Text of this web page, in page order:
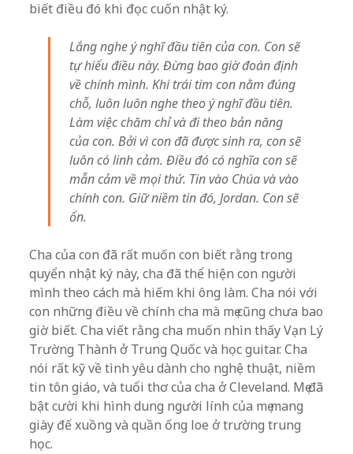
biết điều đó khi đọc cuốn nhật ký.
Lắng nghe ý nghĩ đầu tiên của con. Con sẽ
tự hiểu điều này. Đừng bao giờ đoán định
về chính mình. Khi trái tim con nằm đúng
chỗ, luôn luôn nghe theo ý nghĩ đầu tiên.
Làm việc chăm chỉ và đi theo bản năng
của con. Bởi vì con đã được sinh ra, con sẽ
luôn có linh cảm. Điều đó có nghĩa con sẽ
mẫn cảm về mọi thứ. Tin vào Chúa và vào
chính con. Giữ niềm tin đó, Jordan. Con sẽ
ổn.
Cha của con đã rất muốn con biết rằng trong
quyển nhật ký này, cha đã thể hiện con người
mình theo cách mà hiếm khi ông làm. Cha nói với
con những điều về chính cha mà mẹ cũng chưa bao
giờ biết. Cha viết rằng cha muốn nhìn thấy Vạn Lý
Trường Thành ở Trung Quốc và học guitar. Cha
nói rất kỹ về tình yêu dành cho nghệ thuật, niềm
tin tôn giáo, và tuổi thơ của cha ở Cleveland. Mẹ đã
bật cười khi hình dung người lính của mẹ mang
giày đế xuồng và quần ống loe ở trường trung
học.